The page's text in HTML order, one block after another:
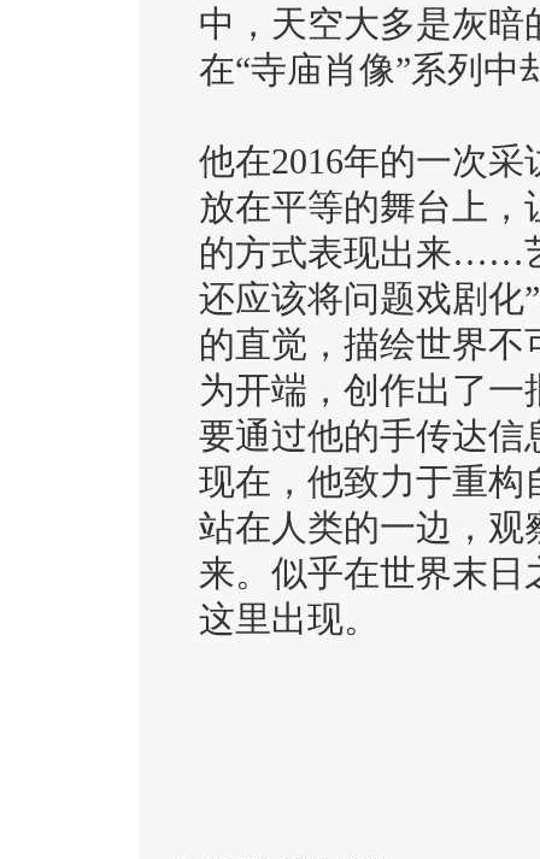
中，天空大多是灰暗
在“寺庙肖像”系列中
他在2016年的一次
放在平等的舞台上，
的方式表现出来……
还应该将问题戏剧化
的直觉，描绘世界
为开端，创作出了
要通过他的手传达信
现在，他致力于重构
站在人类的一边，观
来。似乎在世界末日
这里出现。